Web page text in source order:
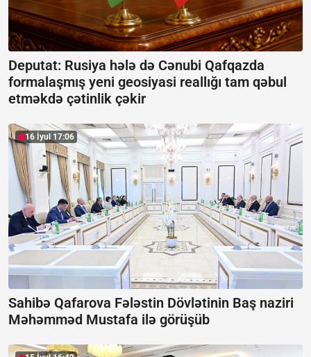
Deputat: Rusiya hələ də Cənubi Qafqazda
formalaşmış yeni geosiyasi reallığı tam qəbul
etməkdə çətinlik çəkir
16 İyul 17:06
Sahibə Qafarova Fələstin Dövlətinin Baş naziri
Məhəmməd Mustafa ilə görüşüb